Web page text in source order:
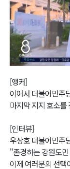
[앵커]
이어서 더불어민주
마지막 지지 호소를
[인터뷰]
우상호 더불어민주
"존경하는 강원도
이제 여러분의 선